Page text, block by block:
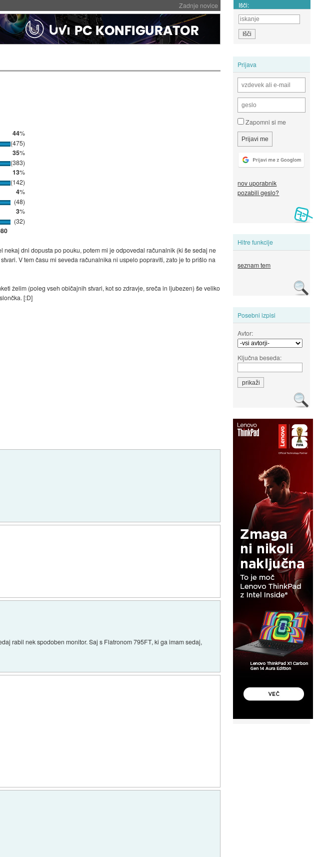
Zadnje novice Išči:
Prijava
Zapomni si me
nov uporabnik
pozabili geslo?
Hitre funkcije
seznam tem
Posebni izpisi
Avtor:
Ključna beseda:
44%
(475)
35%
(383)
13%
(142)
4%
(48)
3%
(32)
dni dopusta po pouku, potem mi je odpovedal računalnik (ki še sedaj ne
V tem času mi seveda računalnika ni uspelo popraviti, zato je to prišlo na
želim (poleg vseh običajnih stvari, kot so zdravje, sreča in ljubezen) še veliko
[:D]
rabil nek spodoben monitor. Saj s Flatronom 795FT, ki ga imam sedaj,